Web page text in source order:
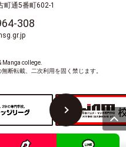
町通5番町602-1
308
college.
断転載、二次利用を固く禁じます。